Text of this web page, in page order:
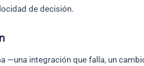
de decisión.
—una integración que falla, un